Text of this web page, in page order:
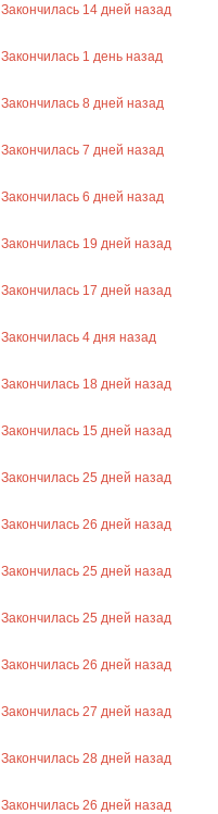
Закончилась 14 дней назад
Закончилась 1 день назад
Закончилась 8 дней назад
Закончилась 7 дней назад
Закончилась 6 дней назад
Закончилась 19 дней назад
Закончилась 17 дней назад
Закончилась 4 дня назад
Закончилась 18 дней назад
Закончилась 15 дней назад
Закончилась 25 дней назад
Закончилась 26 дней назад
Закончилась 25 дней назад
Закончилась 25 дней назад
Закончилась 26 дней назад
Закончилась 27 дней назад
Закончилась 28 дней назад
Закончилась 26 дней назад